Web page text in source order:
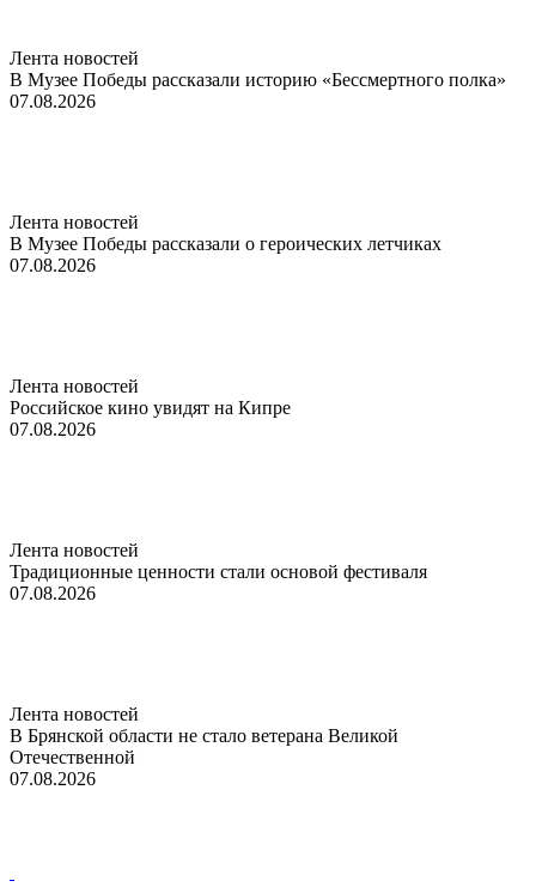
Лента новостей
В Музее Победы рассказали историю «Бессмертного полка»
07.08.2026
Лента новостей
В Музее Победы рассказали о героических летчиках
07.08.2026
Лента новостей
Российское кино увидят на Кипре
07.08.2026
Лента новостей
Традиционные ценности стали основой фестиваля
07.08.2026
Лента новостей
В Брянской области не стало ветерана Великой
Отечественной
07.08.2026